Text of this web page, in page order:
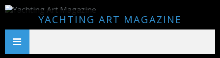
YACHTING ART MAGAZINE